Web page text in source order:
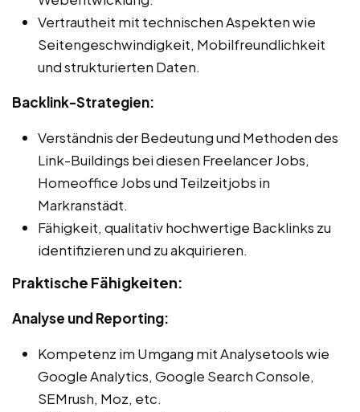
Vertrautheit mit technischen Aspekten wie
Seitengeschwindigkeit, Mobilfreundlichkeit
und strukturierten Daten.
Backlink-Strategien:
Verständnis der Bedeutung und Methoden des
Link-Buildings bei diesen Freelancer Jobs,
Homeoffice Jobs und Teilzeitjobs in
Markranstädt.
Fähigkeit, qualitativ hochwertige Backlinks zu
identifizieren und zu akquirieren.
Praktische Fähigkeiten:
Analyse und Reporting:
Kompetenz im Umgang mit Analysetools wie
Google Analytics, Google Search Console,
SEMrush, Moz, etc.